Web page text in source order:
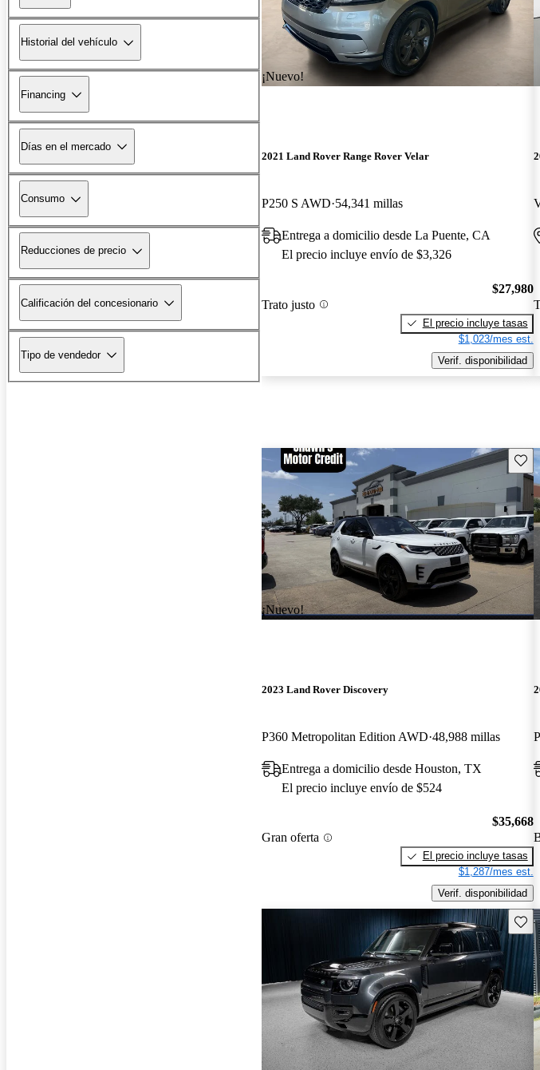
Historial del vehículo
Financing
Días en el mercado
Consumo
Reducciones de precio
Calificación del concesionario
Tipo de vendedor
¡Nuevo!
2021 Land Rover Range Rover Velar
P250 S AWD 54,341 millas
Entrega a domicilio desde La Puente, CA
El precio incluye envío de $3,326
Trato justo
$27,980
El precio incluye tasas
$1,023/mes est.
Verif. disponibilidad
¡Nuevo!
2023 Land Rover Discovery
P360 Metropolitan Edition AWD 48,988 millas
Entrega a domicilio desde Houston, TX
El precio incluye envío de $524
Gran oferta
$35,668
El precio incluye tasas
$1,287/mes est.
Verif. disponibilidad